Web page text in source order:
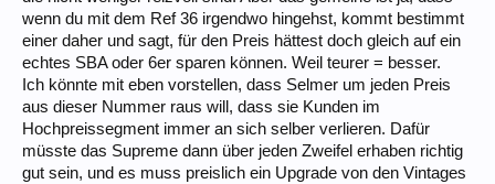
wenn du mit dem Ref 36 irgendwo hingehst, kommt bestimmt
einer daher und sagt, für den Preis hättest doch gleich auf ein
echtes SBA oder 6er sparen können. Weil teurer = besser.
Ich könnte mit eben vorstellen, dass Selmer um jeden Preis
aus dieser Nummer raus will, dass sie Kunden im
Hochpreissegment immer an sich selber verlieren. Dafür
müsste das Supreme dann über jeden Zweifel erhaben richtig
gut sein, und es muss preislich ein Upgrade von den Vintages